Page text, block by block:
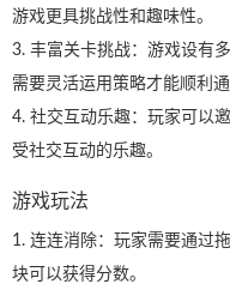
游戏更具挑战性和趣味性。
3. 丰富关卡挑战：游戏设有
需要灵活运用策略才能顺利通
4. 社交互动乐趣：玩家可以
受社交互动的乐趣。
游戏玩法
1. 连连消除：玩家需要通过
块可以获得分数。